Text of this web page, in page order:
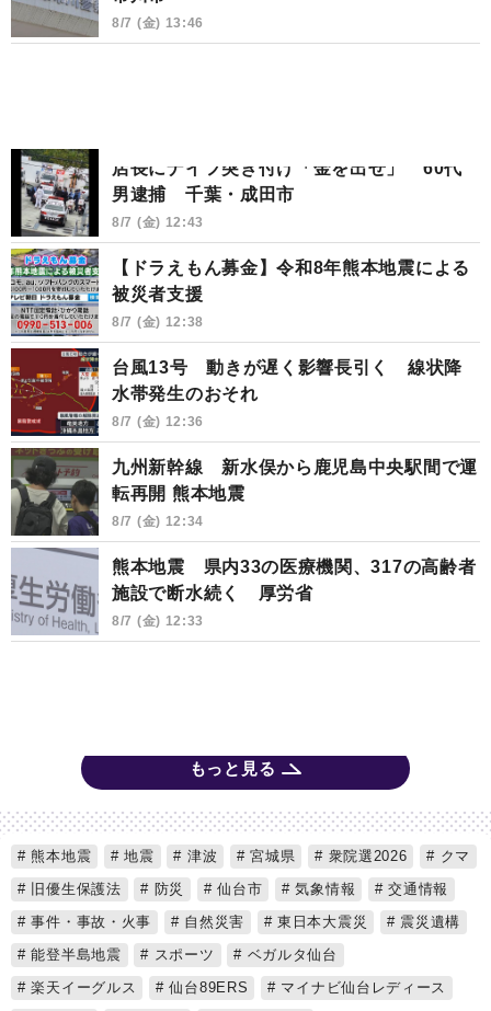
8/7 (金) 13:46
店長にナイフ突き付け「金を出せ」 60代
男逮捕 千葉・成田市
8/7 (金) 12:43
【ドラえもん募金】令和8年熊本地震による
被災者支援
8/7 (金) 12:38
台風13号 動きが遅く影響長引く 線状降
水帯発生のおそれ
8/7 (金) 12:36
九州新幹線 新水俣から鹿児島中央駅間で運
転再開 熊本地震
8/7 (金) 12:34
熊本地震 県内33の医療機関、317の高齢者
施設で断水続く 厚労省
8/7 (金) 12:33
もっと見る
熊本地震 地震 津波 宮城県 衆院選2026
クマ
旧優生保護法
防災 仙台市 気象情報
交通情報
事件・事故・火事
自然災害 東日本大震災
震災遺構
能登半島地震
スポーツ
ベガルタ仙台
楽天イーグルス
仙台89ERS
マイナビ仙台レディース